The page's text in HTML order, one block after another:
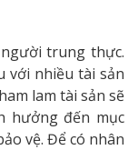
trung thực.
với nhiều tài sản
lam tài sản sẽ
hưởng đến mục
vệ. Để có nhân